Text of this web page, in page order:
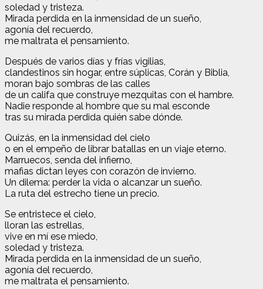
soledad y tristeza.
Mirada perdida en la inmensidad de un sueño,
agonía del recuerdo,
me maltrata el pensamiento.
Después de varios días y frías vigilias,
clandestinos sin hogar, entre súplicas, Corán y Biblia,
moran bajo sombras de las calles
de un califa que construye mezquitas con el hambre.
Nadie responde al hombre que su mal esconde
tras su mirada perdida quién sabe dónde.
Quizás, en la inmensidad del cielo
o en el empeño de librar batallas en un viaje eterno.
Marruecos, senda del infierno,
mafias dictan leyes con corazón de invierno.
Un dilema: perder la vida o alcanzar un sueño.
La ruta del estrecho tiene un precio.
Se entristece el cielo,
lloran las estrellas,
vive en mí ese miedo,
soledad y tristeza.
Mirada perdida en la inmensidad de un sueño,
agonía del recuerdo,
me maltrata el pensamiento.